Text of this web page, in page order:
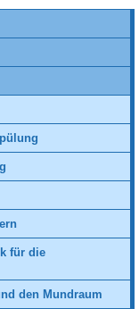
für die
den Mundraum